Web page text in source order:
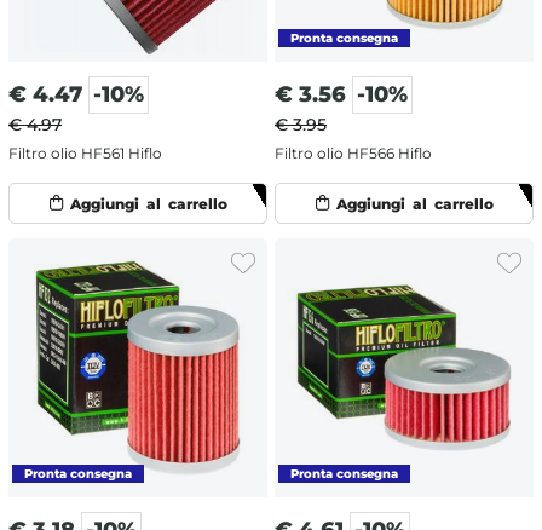
€ 4.47 -10%
€ 4.97
Filtro olio HF561 Hiflo
€ 3.56 -10%
€ 3.95
Filtro olio HF566 Hiflo